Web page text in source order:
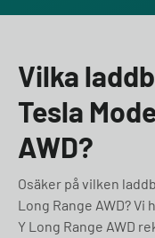
Vilka
Tesla
AWD?
Osäker på vilken
Long Range AWD?
Y Long Range AWD